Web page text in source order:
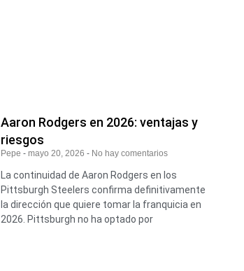
Aaron Rodgers en 2026: ventajas y
riesgos
Pepe mayo 20, 2026 No hay comentarios
La continuidad de Aaron Rodgers en los
Pittsburgh Steelers confirma definitivamente
la dirección que quiere tomar la franquicia en
2026. Pittsburgh no ha optado por